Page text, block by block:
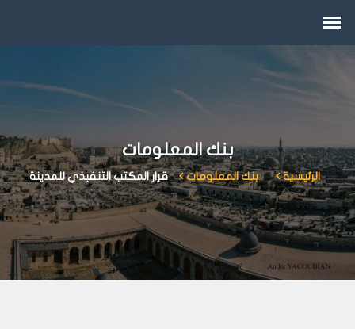
بنك المعلومات
الرئيسية بنك المعلومات قرار المكتب التنفيذي للمدينة